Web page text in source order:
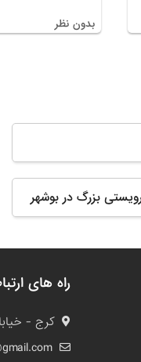
بدون نظر
بزرگ در بوشهر
راه های
کرج -